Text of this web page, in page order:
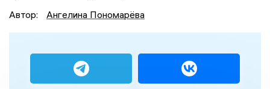
Автор:
Ангелина Пономарёва